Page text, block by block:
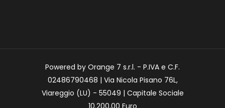
Powered by Orange 7 s.r.l. - P.IVA e C.F.
02486790468 | Via Nicola Pisano 76L,
Viareggio (LU) - 55049 | Capitale Sociale
10.200,00 Euro